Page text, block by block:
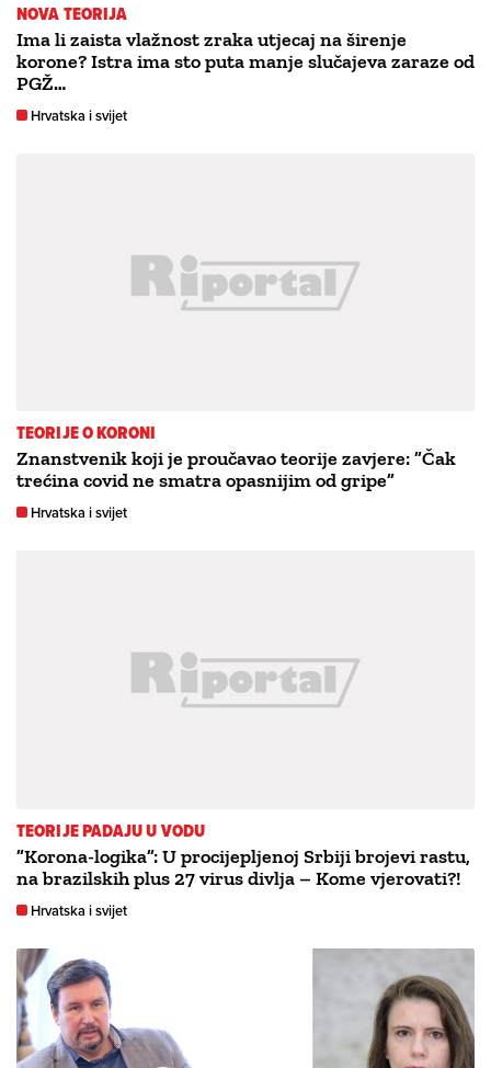
NOVA TEORIJA
Ima li zaista vlažnost zraka utjecaj na širenje
korone? Istra ima sto puta manje slučajeva zaraze od
PGŽ…
Hrvatska i svijet
TEORIJE O KORONI
Znanstvenik koji je proučavao teorije zavjere: ”Čak
trećina covid ne smatra opasnijim od gripe”
Hrvatska i svijet
TEORIJE PADAJU U VODU
”Korona-logika”: U procijepljenoj Srbiji brojevi rastu,
na brazilskih plus 27 virus divlja – Kome vjerovati?!
Hrvatska i svijet